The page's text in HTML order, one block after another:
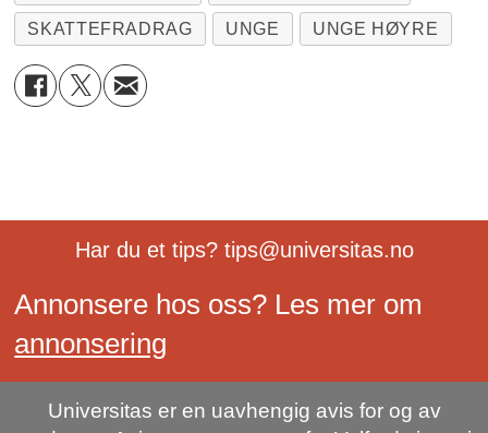
SKATTEFRADRAG UNGE UNGE HØYRE
Har du et tips? tips@universitas.no
Annonsere hos oss? Les mer om
annonsering
Universitas er en uavhengig avis for og av